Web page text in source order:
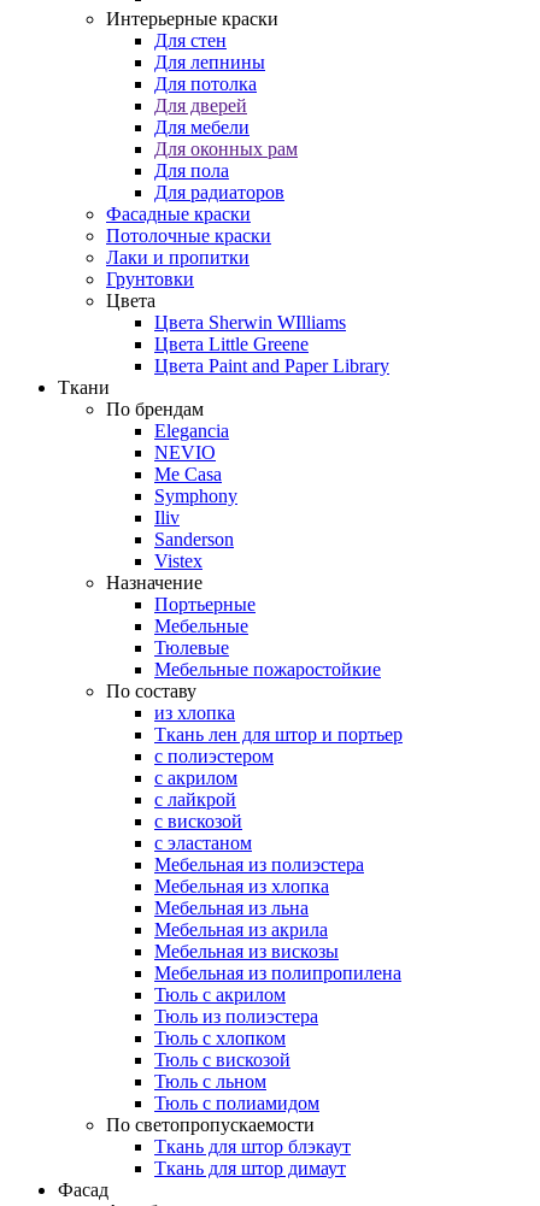
Интерьерные краски
Для стен
Для лепнины
Для потолка
Для дверей
Для мебели
Для оконных рам
Для пола
Для радиаторов
Фасадные краски
Потолочные краски
Лаки и пропитки
Грунтовки
Цвета
Цвета Sherwin WIlliams
Цвета Little Greene
Цвета Paint and Paper Library
Ткани
По брендам
Elegancia
NEVIO
Me Casa
Symphony
Iliv
Sanderson
Vistex
Назначение
Портьерные
Мебельные
Тюлевые
Мебельные пожаростойкие
По составу
из хлопка
Ткань лен для штор и портьер
с полиэстером
с акрилом
с лайкрой
с вискозой
с эластаном
Мебельная из полиэстера
Мебельная из хлопка
Мебельная из льна
Мебельная из акрила
Мебельная из вискозы
Мебельная из полипропилена
Тюль с акрилом
Тюль из полиэстера
Тюль с хлопком
Тюль с вискозой
Тюль с льном
Тюль с полиамидом
По светопропускаемости
Ткань для штор блэкаут
Ткань для штор димаут
Фасад